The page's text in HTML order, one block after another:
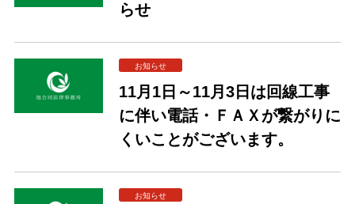
らせ
お知らせ
11月1日～11月3日は回線工事
に伴い電話・ＦＡＸが繋がりに
くいことがございます。
お知らせ